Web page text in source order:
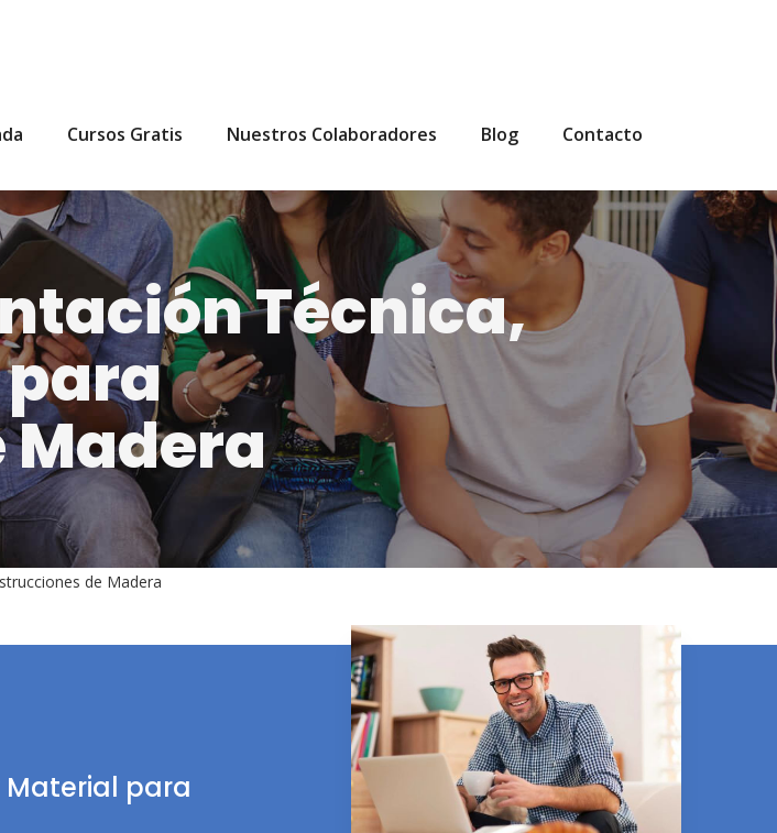
Cursos Gratis Nuestros Colaboradores Blog Contacto
Técnica,
Madera
de Madera
Material para